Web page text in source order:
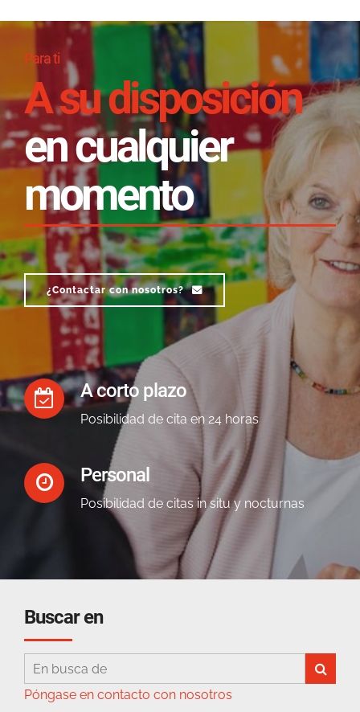
Para ti
A su disposición
en cualquier
momento
¿Contactar con nosotros?
A corto plazo
Posibilidad de cita en 24 horas
Personal
Posibilidad de citas in situ y nocturnas
Buscar en
Póngase en contacto con nosotros